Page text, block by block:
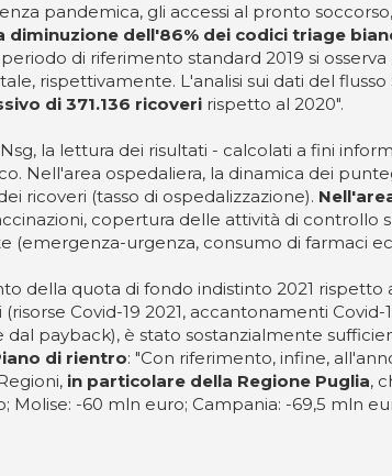
pandemica, gli accessi al pronto
diminuzione dell'86% dei codici triage
di riferimento standard 2019 si
rispettivamente. L'analisi sui dati del
di 371.136 ricoveri rispetto al 2020".
la lettura dei risultati - calcolati a fini
Nell'area ospedaliera, la dinamica dei
ricoveri (tasso di ospedalizzazione).
copertura delle attività di controllo
(emergenza-urgenza, consumo di farmaci
della quota di fondo indistinto 2021
Covid-19 2021, accantonamenti
payback), è stato sostanzialmente
di rientro: "Con riferimento, infine,
in particolare della Regione Puglia,
-60 mln euro; Campania: -69,5 mln